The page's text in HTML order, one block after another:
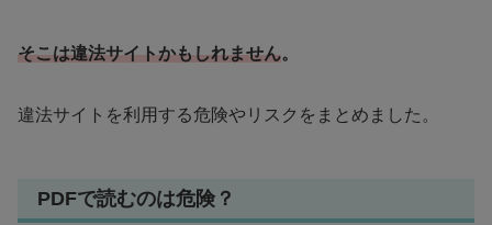
そこは違法サイトかもしれません。
違法サイトを利用する危険やリスクをまとめました。
PDFで読むのは危険？